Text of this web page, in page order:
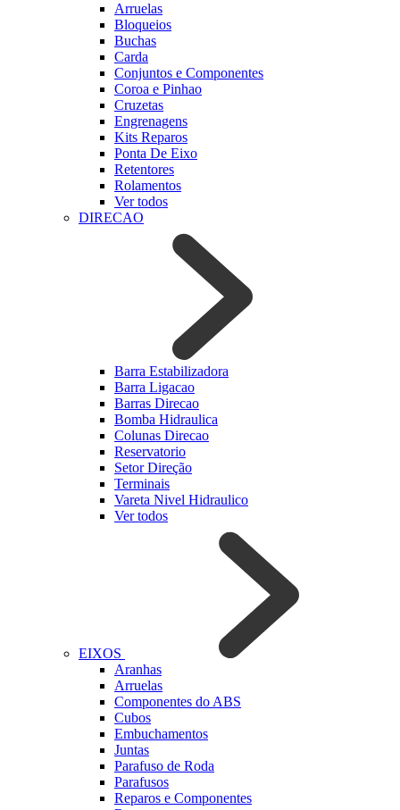
Arruelas
Bloqueios
Buchas
Carda
Conjuntos e Componentes
Coroa e Pinhao
Cruzetas
Engrenagens
Kits Reparos
Ponta De Eixo
Retentores
Rolamentos
Ver todos
DIRECAO
Barra Estabilizadora
Barra Ligacao
Barras Direcao
Bomba Hidraulica
Colunas Direcao
Reservatorio
Setor Direção
Terminais
Vareta Nivel Hidraulico
Ver todos
EIXOS
Aranhas
Arruelas
Componentes do ABS
Cubos
Embuchamentos
Juntas
Parafuso de Roda
Parafusos
Reparos e Componentes